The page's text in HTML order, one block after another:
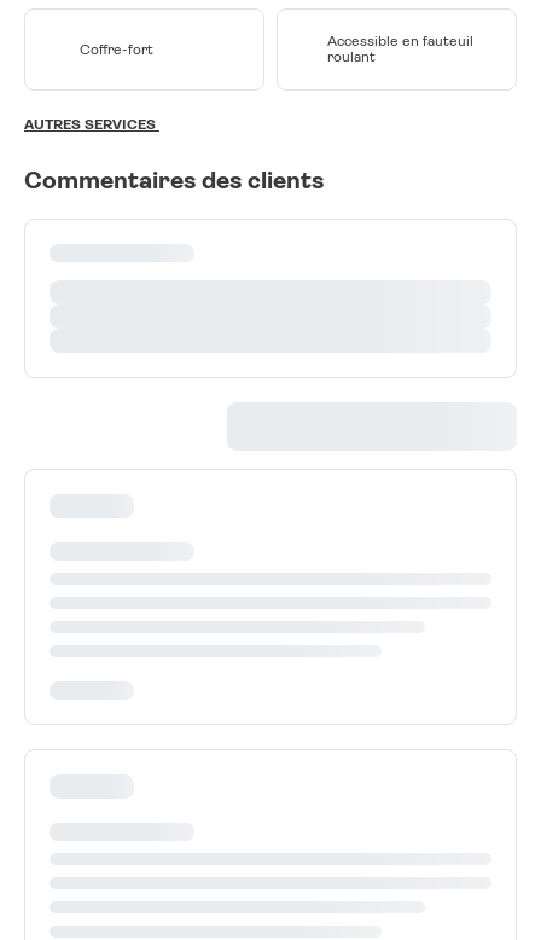
Coffre-fort
Accessible en fauteuil
roulant
AUTRES SERVICES
Commentaires des clients